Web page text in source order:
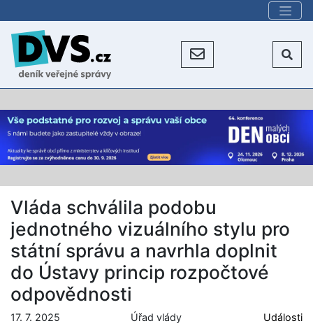
Vláda schválila podobu
jednotného vizuálního stylu pro
státní správu a navrhla doplnit
do Ústavy princip rozpočtové
odpovědnosti
17. 7. 2025 Úřad vlády Události